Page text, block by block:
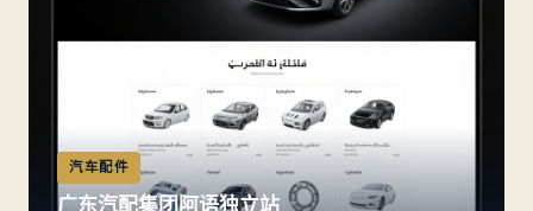
浙江穆斯林服饰品牌阿语站